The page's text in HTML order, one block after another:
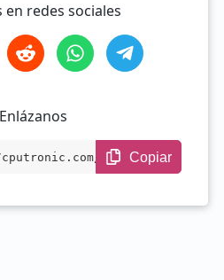
en redes sociales
es/gpu/nv
Copiar